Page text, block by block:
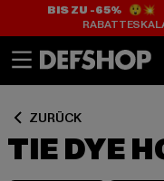
BIS ZU -65%😲💥
ZURÜCK
TIE DYE